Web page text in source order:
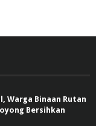
Warga Binaan Rutan
Bersihkan